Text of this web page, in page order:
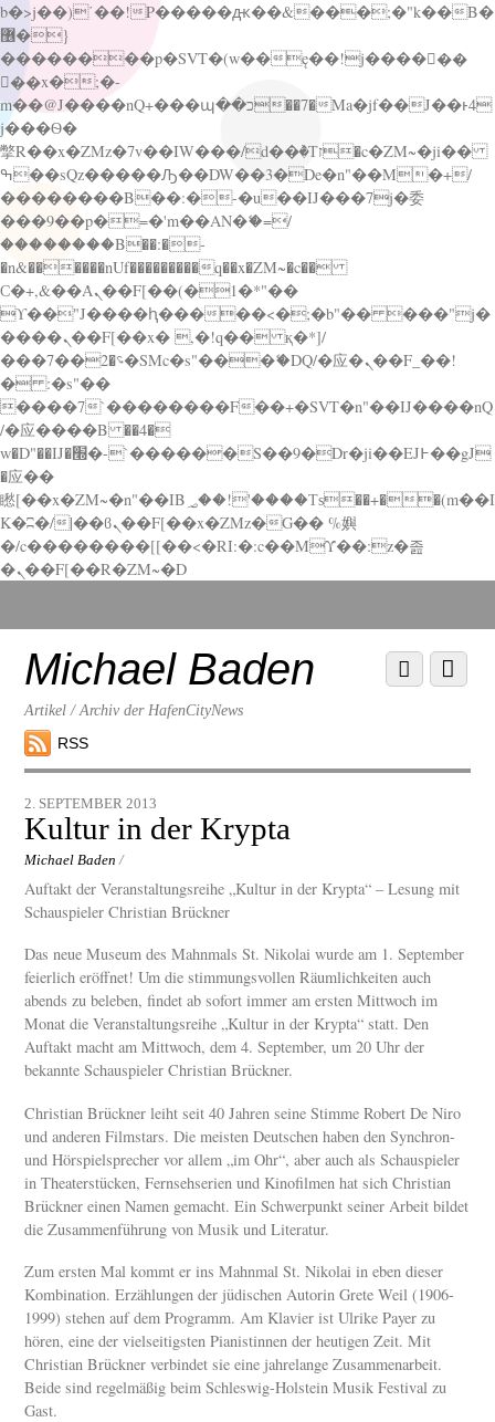
b�>j��)΄��!P�����ԫ��&���;�"k��B�
޶�}
��������p�SVT�(w��ę��!j������
��x�;�-
m��@J����nQ+���պ��כ��7�Ma�jf��J��ͱ4
j���Ѳ�
撆R��x�ZMz�7v��IW���/d��ٞ�Тז�c�ZM~�ji��
ߒ��sQz�����Ԡ��DW��3�De�n"��M�+/
��������B��:�-�u��IJ���7j�委
���9��p�=�'m��AN�ޭ�=/
��������B��:�-
�n&������nUf���������q��x�ZM~�c��
Ϲ�+,&��Ὰܢ��F[��(�1�*"��
ϒ��"J����ԧ�����<�;�b"�� ���"j�
����ܢ��F[��x� ,�!q�� қ�*]/
���؝�2��7�SMc�s"���ޭ�DQ/�应�ܢ��F_��!
� :�s"��
����7`��������F��+�SVT�n"��IJ����nQ
/�应����B ��4�
w�D"��IJ�׭�-`������S��9�Dr�ji��EJ߅��gJ
�应��
矁[��x�ZM~�n"��IB؃��!'����Тѕ��+��(m��I
K�ʭ�/|��ϐܢ��F[��x�ZMz�G�� %嬩
�/c��������[[��<�RI:�:c��MΎ��:z�졾
�ܢ��F[��R�ZM~�D
down
contentMichael Baden
Artikel / Archiv der HafenCityNews
RSS
Menu
Scroll
down
2. SEPTEMBER 2013
Kultur in der Krypta
Michael Baden /
Auftakt der Veranstaltungsreihe „Kultur in der Krypta“ – Lesung mit
Schauspieler Christian Brückner
Das neue Museum des Mahnmals St. Nikolai wurde am 1. September
feierlich eröffnet! Um die stimmungsvollen Räumlichkeiten auch
abends zu beleben, findet ab sofort immer am ersten Mittwoch im
Monat die Veranstaltungsreihe „Kultur in der Krypta“ statt. Den
Auftakt macht am Mittwoch, dem 4. September, um 20 Uhr der
bekannte Schauspieler Christian Brückner.
Christian Brückner leiht seit 40 Jahren seine Stimme Robert De Niro
und anderen Filmstars. Die meisten Deutschen haben den Synchron-
und Hörspielsprecher vor allem „im Ohr“, aber auch als Schauspieler
in Theaterstücken, Fernsehserien und Kinofilmen hat sich Christian
Brückner einen Namen gemacht. Ein Schwerpunkt seiner Arbeit bildet
die Zusammenführung von Musik und Literatur.
Zum ersten Mal kommt er ins Mahnmal St. Nikolai in eben dieser
Kombination. Erzählungen der jüdischen Autorin Grete Weil (1906-
1999) stehen auf dem Programm. Am Klavier ist Ulrike Payer zu
hören, eine der vielseitigsten Pianistinnen der heutigen Zeit. Mit
Christian Brückner verbindet sie eine jahrelange Zusammenarbeit.
Beide sind regelmäßig beim Schleswig-Holstein Musik Festival zu
Gast.